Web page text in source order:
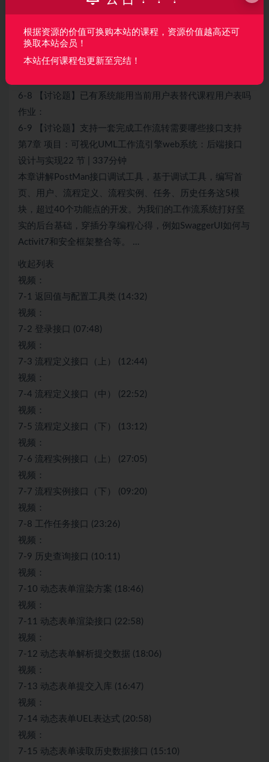
视频：
6-6 任务接口设计 (05:37)
视频：
6-7 历史数据接口设计 (05:49)
6-8 【讨论题】已有系统能用当前用户表替代课程用户表吗
作业：
6-9 【讨论题】支持一套完成工作流转需要哪些接口支持
第7章 项目：可视化UML工作流引擎web系统：后端接口
设计与实现22 节 | 337分钟
本章讲解PostMan接口调试工具，基于调试工具，编写首
页、用户、流程定义、流程实例、任务、历史任务这5模
块，超过40个功能点的开发。为我们的工作流系统打好坚
实的后台基础，穿插分享编程心得，例如SwaggerUI如何与
Activit7和安全框架整合等。 …
收起列表
视频：
7-1 返回值与配置工具类 (14:32)
视频：
7-2 登录接口 (07:48)
视频：
7-3 流程定义接口（上） (12:44)
视频：
7-4 流程定义接口（中） (22:52)
视频：
7-5 流程定义接口（下） (13:12)
视频：
7-6 流程实例接口（上） (27:05)
视频：
7-7 流程实例接口（下） (09:20)
视频：
7-8 工作任务接口 (23:26)
视频：
7-9 历史查询接口 (10:11)
视频：
7-10 动态表单渲染方案 (18:46)
视频：
7-11 动态表单渲染接口 (22:58)
视频：
7-12 动态表单解析提交数据 (18:06)
视频：
7-13 动态表单提交入库 (16:47)
视频：
7-14 动态表单UEL表达式 (20:58)
视频：
7-15 动态表单读取历史数据接口 (15:10)
根据资源的价值可换购本站的课程，资源价值越高还可
换取本站会员！
本站任何课程包更新至完结！